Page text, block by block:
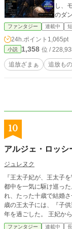
し、
のダン
ウロ
国家建国ファ
表紙
用し
ファンタジー 連載中
24h.ポイント 1,065pt
小説 1,358 位 /
追放ざまぁ 追放もの
10
アルジェ・ロッシ
ジュレヌク
『王太子妃が、王太子
都中を一気に駆け巡っ
れ、たった十歳で結婚
歳の王太子には、『子
年を過ごした。 王妃か
れない王宮で過ごして
ファンタジー 連載中